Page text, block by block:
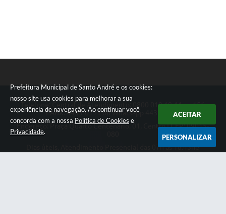
Prefeitura Municipal de Santo André e os cookies:
nosso site usa cookies para melhorar a sua
experiência de navegação. Ao continuar você
concorda com a nossa Política de Cookies e
Privacidade.
ACEITAR
PERSONALIZAR
Telefone: Central de Atendimento: 0800 019 19 44 ou 156
PABX: 4433-0111 ou Whatsapp 4433-0123
Endereço: Praça Quarto Centenário, 01, Centro | CEP: 09015-
Dias úteis, Atendimento Presencial das 07h as 18:45he